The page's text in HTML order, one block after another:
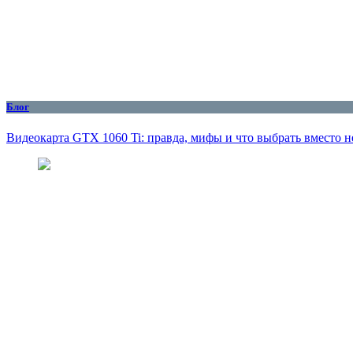
Блог
Видеокарта GTX 1060 Ti: правда, мифы и что выбрать вместо